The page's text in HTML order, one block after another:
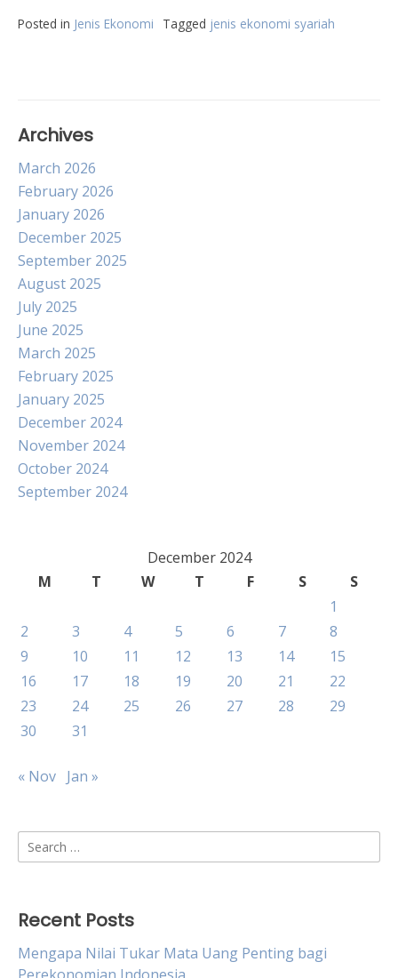
Posted in Jenis Ekonomi Tagged jenis ekonomi syariah
Archives
March 2026
February 2026
January 2026
December 2025
September 2025
August 2025
July 2025
June 2025
March 2025
February 2025
January 2025
December 2024
November 2024
October 2024
September 2024
December 2024
M
T W T F S
S
1
2
3 4 5 6 7
8
9
10 11 12 13 14
15
16
17 18 19 20 21
22
23
24 25 26 27 28
29
30
31
« Nov Jan »
Search
for:
Recent Posts
Mengapa Nilai Tukar Mata Uang Penting bagi